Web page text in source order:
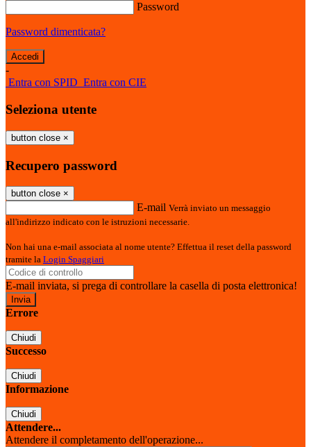
Password
Password dimenticata?
-
Entra con SPID Entra con CIE
Seleziona utente
button close ×
Recupero password
button close ×
E-mail Verrà inviato un messaggio
all'indirizzo indicato con le istruzioni necessarie.
Non hai una e-mail associata al nome utente? Effettua il reset della password
tramite la Login Spaggiari
E-mail inviata, si prega di controllare la casella di posta elettronica!
Errore
Chiudi
Successo
Chiudi
Informazione
Chiudi
Attendere...
Attendere il completamento dell'operazione...